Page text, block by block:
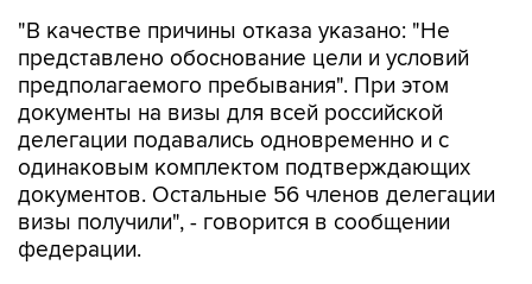
"В качестве причины отказа указано: "Не
представлено обоснование цели и условий
предполагаемого пребывания". При этом
документы на визы для всей российской
делегации подавались одновременно и с
одинаковым комплектом подтверждающих
документов. Остальные 56 членов делегации
визы получили", - говорится в сообщении
федерации.